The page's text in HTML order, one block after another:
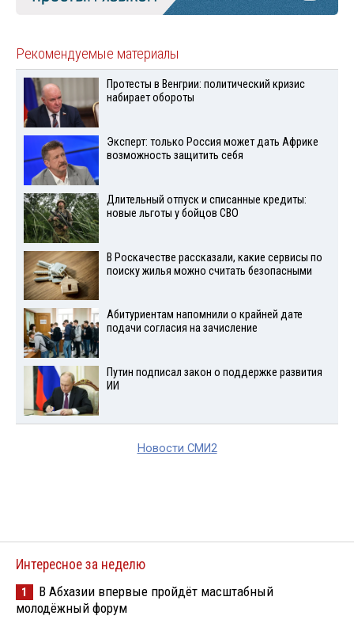
Рекомендуемые материалы
Протесты в Венгрии: политический кризис
набирает обороты
Эксперт: только Россия может дать Африке
возможность защитить себя
Длительный отпуск и списанные кредиты:
новые льготы у бойцов СВО
В Роскачестве рассказали, какие сервисы по
поиску жилья можно считать безопасными
Абитуриентам напомнили о крайней дате
подачи согласия на зачисление
Путин подписал закон о поддержке развития
ИИ
Новости СМИ2
Интересное за неделю
1
В Абхазии впервые пройдёт масштабный
молодёжный форум